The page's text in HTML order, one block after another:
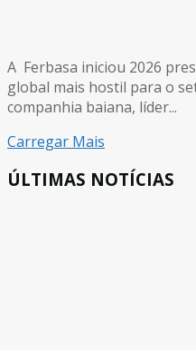
A Ferbasa iniciou 2026
global mais hostil para o
companhia baiana, líder...
Carregar Mais
ÚLTIMAS NOTÍCIAS